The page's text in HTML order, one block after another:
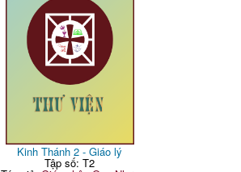
Kinh Thánh 2 - Giáo lý
Tập số: T2